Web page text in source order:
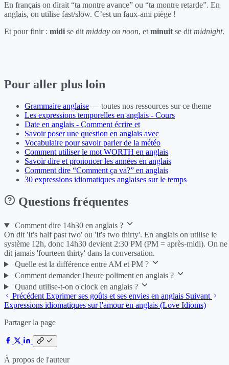
En français on dirait “ta montre avance” ou “ta montre retarde”. En
anglais, on utilise fast/slow. C’est un faux-ami piège !
Et pour finir : midi se dit midday ou noon, et minuit se dit midnight.
Pour aller plus loin
Grammaire anglaise — toutes nos ressources sur ce theme
Les expressions temporelles en anglais - Cours
Date en anglais - Comment écrire et
Savoir poser une question en anglais avec
Vocabulaire pour savoir parler de la météo
Comment utiliser le mot WORTH en anglais
Savoir dire et prononcer les années en anglais
Comment dire “Comment ça va?” en anglais
30 expressions idiomatiques anglaises sur le temps
Questions fréquentes
Comment dire 14h30 en anglais ?
On dit 'It's half past two' ou 'It's two thirty'. En anglais on utilise le
système 12h, donc 14h30 devient 2:30 PM (PM = après-midi). On ne
dit jamais 'fourteen thirty' dans la conversation.
Quelle est la différence entre AM et PM ?
Comment demander l'heure poliment en anglais ?
Quand utilise-t-on o'clock en anglais ?
Précédent Exprimer ses goûts et ses envies en anglais Suivant
Expressions idiomatiques sur l'amour en anglais (Love Idioms)
Partager la page
À propos de l'auteur